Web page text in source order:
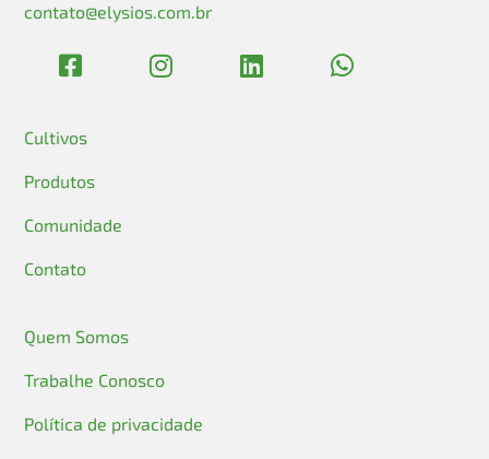
contato@elysios.com.br
Cultivos
Produtos
Comunidade
Contato
Quem Somos
Trabalhe Conosco
Política de privacidade